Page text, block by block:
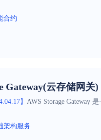
合约
Gateway(云存储网关)
】 AWS Storage Gateway
架构服务